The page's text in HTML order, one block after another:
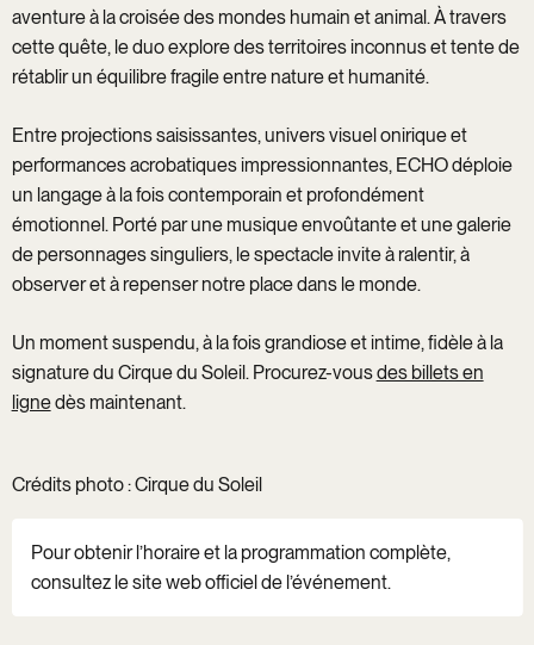
aventure à la croisée des mondes humain et animal. À travers
cette quête, le duo explore des territoires inconnus et tente de
rétablir un équilibre fragile entre nature et humanité.
Entre projections saisissantes, univers visuel onirique et
performances acrobatiques impressionnantes, ECHO déploie
un langage à la fois contemporain et profondément
émotionnel. Porté par une musique envoûtante et une galerie
de personnages singuliers, le spectacle invite à ralentir, à
observer et à repenser notre place dans le monde.
Un moment suspendu, à la fois grandiose et intime, fidèle à la
signature du Cirque du Soleil. Procurez-vousdes billets en
lignedès maintenant.
Crédits photo : Cirque du Soleil
Pour obtenir l’horaire et la programmation complète,
consultez le site web officiel de l’événement.